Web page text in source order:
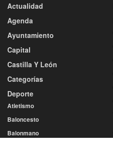
Actualidad
Agenda
Ayuntamiento
Capital
Castilla Y León
Categorías
Deporte
Atletismo
Baloncesto
Balonmano